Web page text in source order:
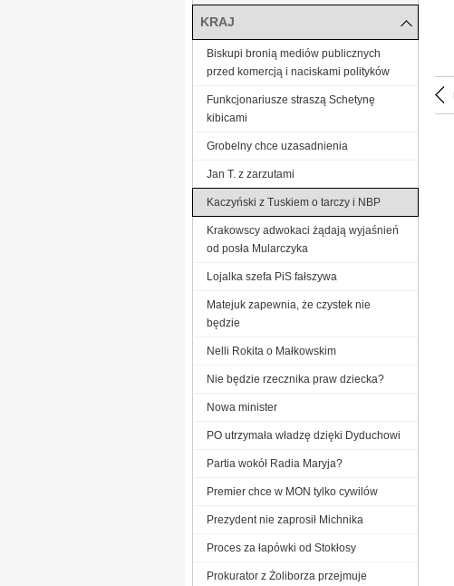
KRAJ
Biskupi bronią mediów publicznych
przed komercją i naciskami polityków
Funkcjonariusze straszą Schetynę
kibicami
Grobelny chce uzasadnienia
Jan T. z zarzutami
Kaczyński z Tuskiem o tarczy i NBP
Krakowscy adwokaci żądają wyjaśnień
od posła Mularczyka
Lojalka szefa PiS fałszywa
Matejuk zapewnia, że czystek nie
będzie
Nelli Rokita o Małkowskim
Nie będzie rzecznika praw dziecka?
Nowa minister
PO utrzymała władzę dzięki Dyduchowi
Partia wokół Radia Maryja?
Premier chce w MON tylko cywilów
Prezydent nie zaprosił Michnika
Proces za łapówki od Stokłosy
Prokurator z Żoliborza przejmuje